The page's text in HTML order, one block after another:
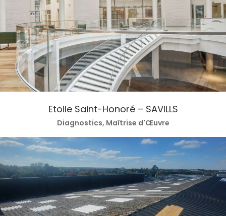
Etoile Saint-Honoré – SAVILLS
Diagnostics, Maîtrise d'Œuvre